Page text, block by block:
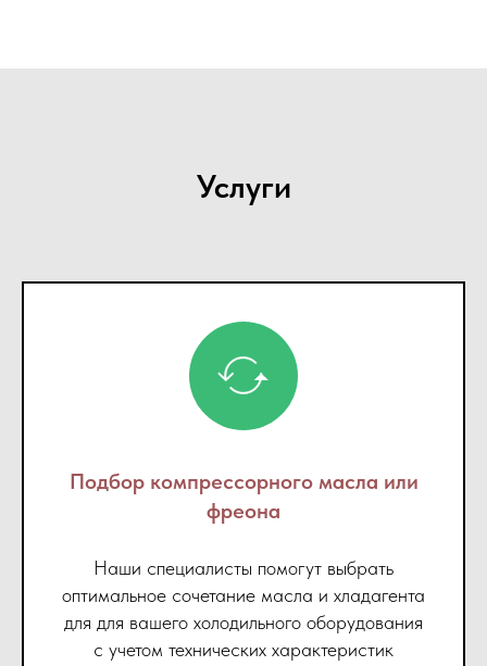
Услуги
Подбор компрессорного масла или
фреона
Наши специалисты помогут выбрать
оптимальное сочетание масла и хладагента
для для вашего холодильного оборудования
с учетом технических характеристик